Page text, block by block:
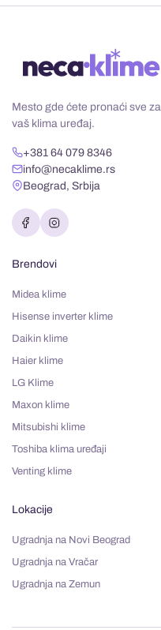
Mesto gde ćete pronaći sve za
vaš klima uređaj.
+381 64 079 8346
info@necaklime.rs
Beograd, Srbija
Brendovi
Midea klime
Hisense inverter klime
Daikin klime
Haier klime
LG Klime
Maxon klime
Mitsubishi klime
Toshiba klima uređaji
Venting klime
Lokacije
Ugradnja na Novi Beograd
Ugradnja na Vračar
Ugradnja na Zemun